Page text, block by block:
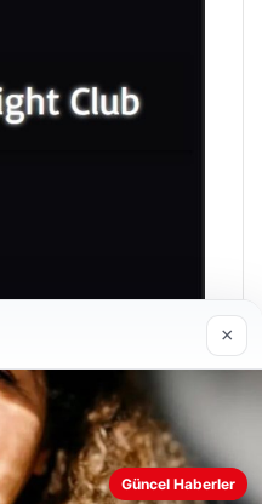
×
Güncel Haberler